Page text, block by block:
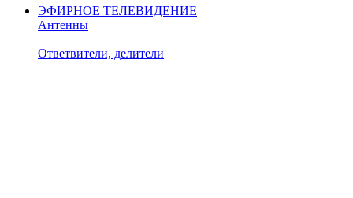
ЭФИРНОЕ ТЕЛЕВИДЕНИЕ
Антенны
Ответвители, делители